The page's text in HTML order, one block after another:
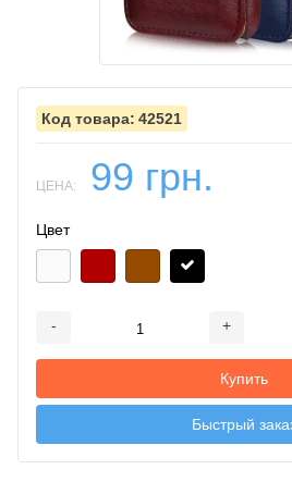
42521
ЦЕНА: 99 грн.
Цвет
- +
Купить
Быстрый